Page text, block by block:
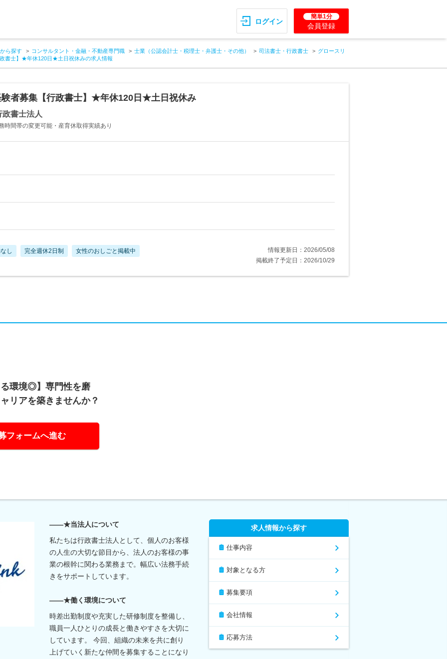
ログイン
簡単1分
会員登録
ら探す コンサルタント・金融・不動産専門職 士業（公認会計士・税理士・弁護士・その他） 司法書士・行政書士
グロースリ
書士】★年休120日★土日祝休みの求人情報
験者募集【行政書士】★年休120日★土日祝休み
書士法人
間帯の変更可能・産育休取得実績あり
し 完全週休2日制 女性のおしごと掲載中
情報更新日：2026/05/08
掲載終了予定日：2026/10/29
環境◎】専門性を磨
リアを築きませんか？
フォームへ進む
――★当法人について
私たちは行政書士法人として、個人のお客様
の人生の大切な節目から、法人のお客様の事
業の根幹に関わる業務まで。幅広い法務手続
きをサポートしています。
――★働く環境について
時差出勤制度や充実した研修制度を整備し、
職員一人ひとりの成長と働きやすさを大切に
しています。 今回、組織の未来を共に創り
上げていく新たな仲間を募集することになり
求人情報から探す
仕事内容
対象となる方
募集要項
会社情報
応募方法